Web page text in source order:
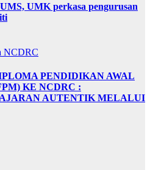
UMK perkasa pengurusan
NCDRC
PENDIDIKAN AWAL
KE NCDRC :
AUTENTIK MELALUI